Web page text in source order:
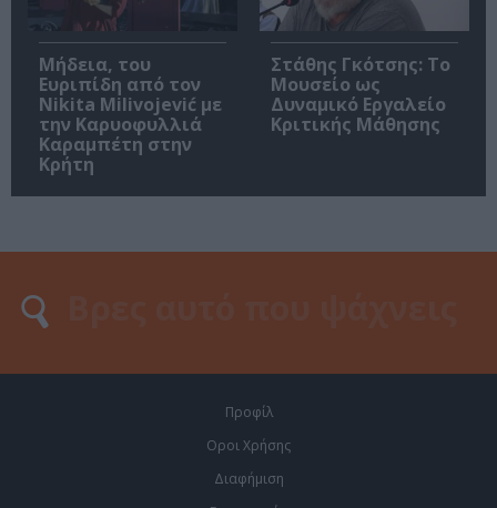
Μήδεια, του
Ευριπίδη από τον
Nikita Milivojević με
την Καρυοφυλλιά
Καραμπέτη στην
Κρήτη
Στάθης Γκότσης: Το
Μουσείο ως
Δυναμικό Εργαλείο
Κριτικής Μάθησης
Προφίλ
Οροι Χρήσης
Διαφήμιση